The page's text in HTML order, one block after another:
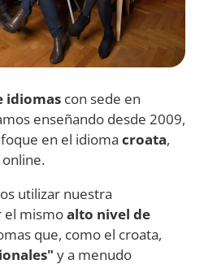
idiomas con sede en
enseñando desde 2009,
en el idioma croata,
utilizar nuestra
el mismoalto nivel de
que, como el croata,
y a menudo